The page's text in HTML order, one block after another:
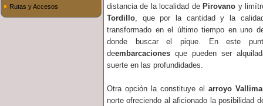
Rutas y Accesos
distancia de la localidad de Pirovano y
Tordillo, que por la cantidad y la
transformado en el último tiempo en uno
donde buscar el pique. En este
deembarcaciones que pueden ser
suerte en las profundidades.
Otra opción la constituye el arroyo
norte ofreciendo al aficionado la posibilidad